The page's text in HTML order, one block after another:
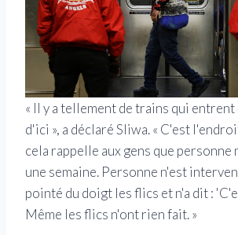
« Il y a tellement de trains qui
d'ici », a déclaré Sliwa. « C'est
cela rappelle aux gens que personne
une semaine. Personne n'est
pointé du doigt les flics et n'a dit :
Même les flics n'ont rien fait. »